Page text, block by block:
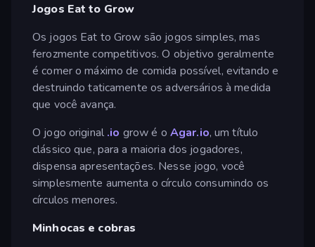
Jogos Eat to Grow
Os jogos Eat to Grow são jogos simples, mas
ferozmente competitivos. O objetivo geralmente
é comer o máximo de comida possível, evitando e
destruindo taticamente os adversários à medida
que você avança.
O jogo original .io grow é o Agar.io, um título
clássico que, para a maioria dos jogadores,
dispensa apresentações. Nesse jogo, você
simplesmente aumenta o círculo consumindo os
círculos menores.
Minhocas e cobras